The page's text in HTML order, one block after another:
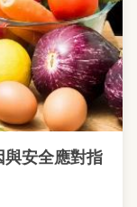
與安全應對指